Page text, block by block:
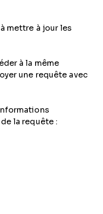
mettre à jour les
à la même
une requête avec
la requête :